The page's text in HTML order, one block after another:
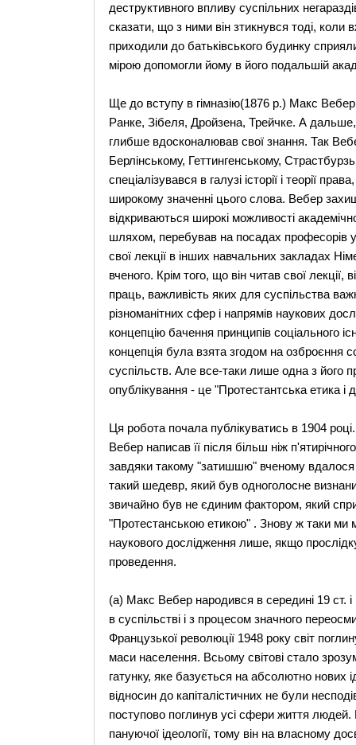
деструктивного впливу суспільних
сказати, що з ними він зтикнувся тоді,
приходили до батьківського будинку
мірою допомогли йому в його подальшій
Ще до вступу в гімназію(1876 р.) Макс
Ранке, Зібеля, Дройзена, Трейчке. А дальше,
глибше вдосконалював свої знання. Так
Берлінському, Геттингенському,
спеціалізувався в галузі історії і теорії
широкому значенні цього слова. Вебер
відкриваються широкі можливості
шляхом, перебував на посадах професорів
свої лекції в інших навчальних закладах
вченого. Крім того, що він читав свої лекції,
праць, важливість яких для суспільства
різноманітних сфер і напрямів наукових
концепцію бачення принципів соціального
концепція була взята згодом на озброєння
суспільств. Але все-таки лише одна з його
опублікування - це "Протестантська етика і
Ця робота почала публікуватись в 1904
Вебер написав її після більш ніж
завдяки такому "затишшю" вченому вдалося
такий шедевр, який був одноголосне
звичайно був не єдиним фактором, який
"Протестанською етикою" . Знову ж таки ми
наукового дослідження лише, якщо
проведення.
(а) Макс Вебер народився в середині 19 ст.
в суспільстві і з процесом значного
Французької революції 1948 року світ
маси населення. Всьому світові стало
гатунку, яке базується на абсолютно нових
відносин до капіталістичних не були
поступово поглинув усі сфери життя
пануючої ідеології, тому він на власному